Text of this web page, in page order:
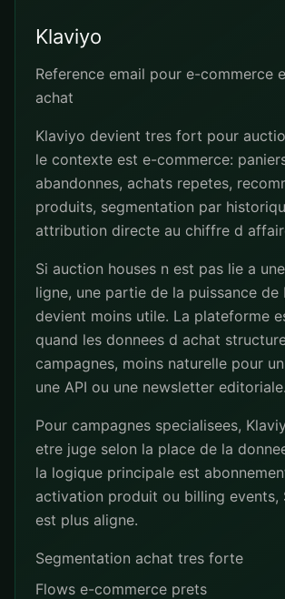
Klaviyo
Reference email pour e-commerce
achat
Klaviyo devient tres fort pour
le contexte est e-commerce:
abandonnes, achats repetes,
produits, segmentation par
attribution directe au chiffre d
Si auction houses n est pas lie a
ligne, une partie de la puissance de
devient moins utile. La plateforme
quand les donnees d achat
campagnes, moins naturelle pour un
une API ou une newsletter editoriale.
Pour campagnes specialisees,
etre juge selon la place de la
la logique principale est
activation produit ou billing events,
est plus aligne.
Segmentation achat tres forte
Flows e-commerce prets